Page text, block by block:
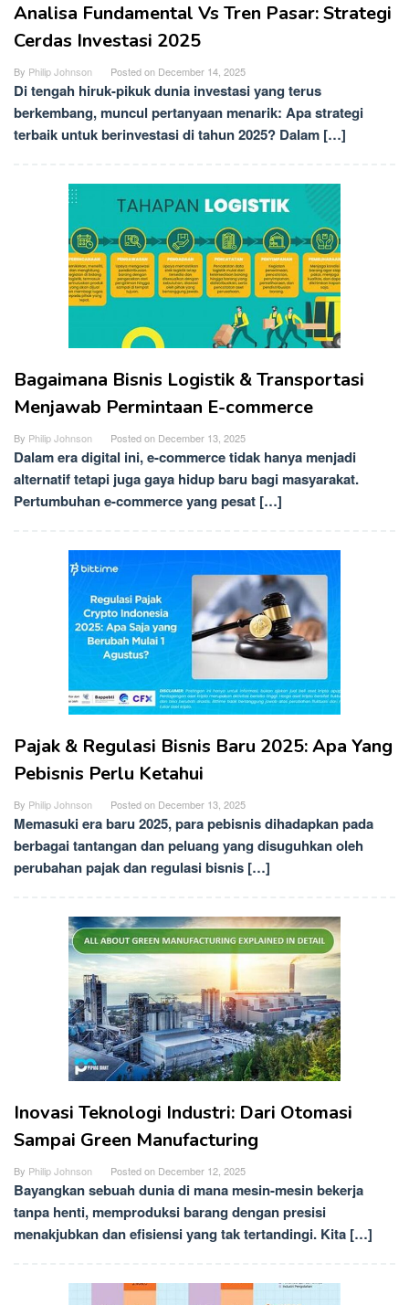
Analisa Fundamental Vs Tren Pasar: Strategi
Cerdas Investasi 2025
By Philip Johnson Posted on December 14, 2025
Di tengah hiruk-pikuk dunia investasi yang terus
berkembang, muncul pertanyaan menarik: Apa strategi
terbaik untuk berinvestasi di tahun 2025? Dalam […]
Bagaimana Bisnis Logistik & Transportasi
Menjawab Permintaan E-commerce
By Philip Johnson Posted on December 13, 2025
Dalam era digital ini, e-commerce tidak hanya menjadi
alternatif tetapi juga gaya hidup baru bagi masyarakat.
Pertumbuhan e-commerce yang pesat […]
Pajak & Regulasi Bisnis Baru 2025: Apa Yang
Pebisnis Perlu Ketahui
By Philip Johnson Posted on December 13, 2025
Memasuki era baru 2025, para pebisnis dihadapkan pada
berbagai tantangan dan peluang yang disuguhkan oleh
perubahan pajak dan regulasi bisnis […]
Inovasi Teknologi Industri: Dari Otomasi
Sampai Green Manufacturing
By Philip Johnson Posted on December 12, 2025
Bayangkan sebuah dunia di mana mesin-mesin bekerja
tanpa henti, memproduksi barang dengan presisi
menakjubkan dan efisiensi yang tak tertandingi. Kita […]